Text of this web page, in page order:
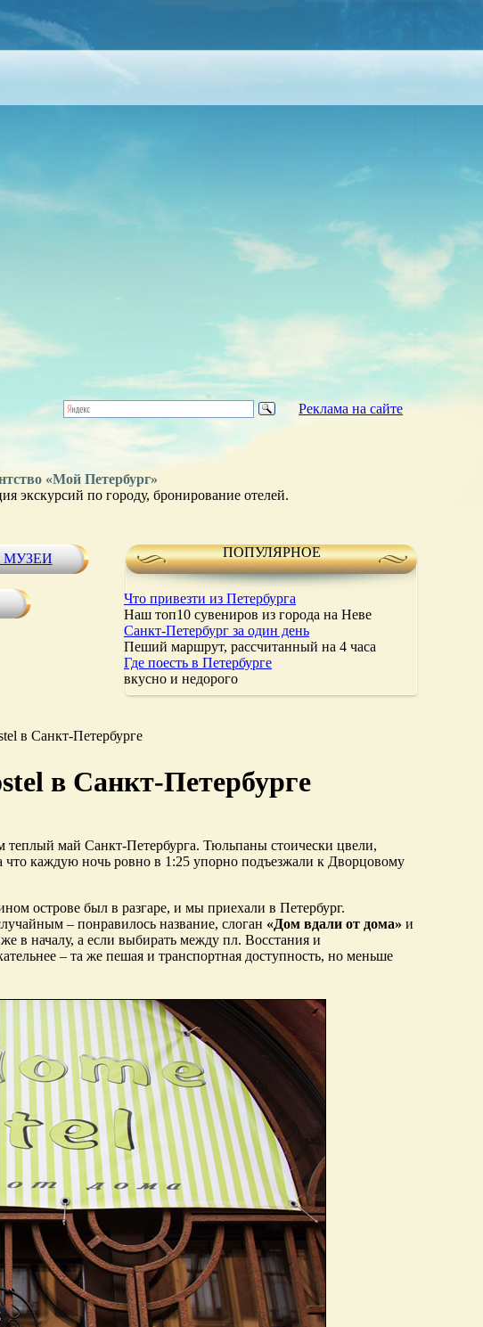
Реклама на сайте
«Мой Петербург»
экскурсий по городу, бронирование отелей.
МУЗЕИ ПОПУЛЯРНОЕ
Что привезти из Петербурга
Наш топ10 сувениров из города на Неве
Санкт-Петербург за один день
Пеший маршрут, рассчитанный на 4 часа
Где поесть в Петербурге
вкусно и недорого
в Санкт-Петербурге
в Санкт-Петербурге
теплый май Санкт-Петербурга. Тюльпаны стоически цвели,
что каждую ночь ровно в 1:25 упорно подъезжали к Дворцовому
острове был в разгаре, и мы приехали в Петербург.
– понравилось название, слоган «Дом вдали от дома» и
в началу, а если выбирать между пл. Восстания и
– та же пешая и транспортная доступность, но меньше